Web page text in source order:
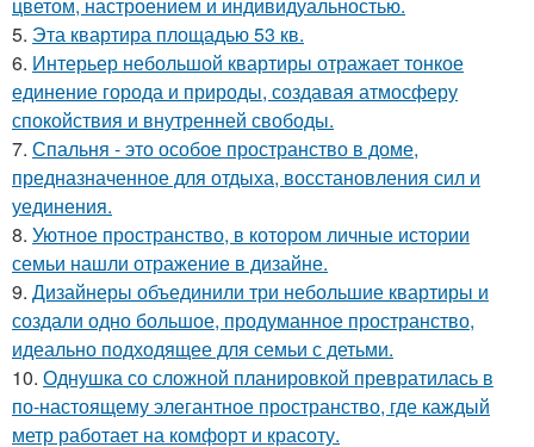
5. Эта квартира площадью 53 кв.
6. Интерьер небольшой квартиры отражает тонкое
единение города и природы, создавая атмосферу
спокойствия и внутренней свободы.
7. Спальня - это особое пространство в доме,
предназначенное для отдыха, восстановления сил и
уединения.
8. Уютное пространство, в котором личные истории
семьи нашли отражение в дизайне.
9. Дизайнеры объединили три небольшие квартиры и
создали одно большое, продуманное пространство,
идеально подходящее для семьи с детьми.
10. Однушка со сложной планировкой превратилась в
по-настоящему элегантное пространство, где каждый
метр работает на комфорт и красоту.